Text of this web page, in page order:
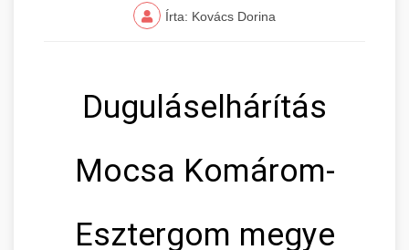
Írta: Kovács Dorina
Duguláselhárítás
Mocsa Komárom-
Esztergom megye